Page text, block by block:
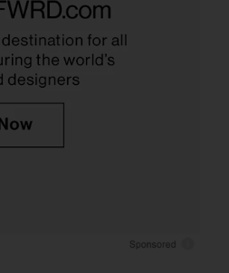
Gown in White
$398